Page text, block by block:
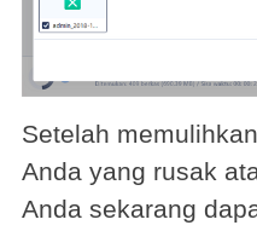
Setelah
Anda yang rusak
Anda sekarang